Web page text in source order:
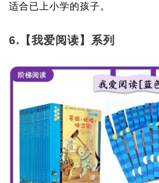
适合已上小学的孩子。
6.【我爱阅读】系列